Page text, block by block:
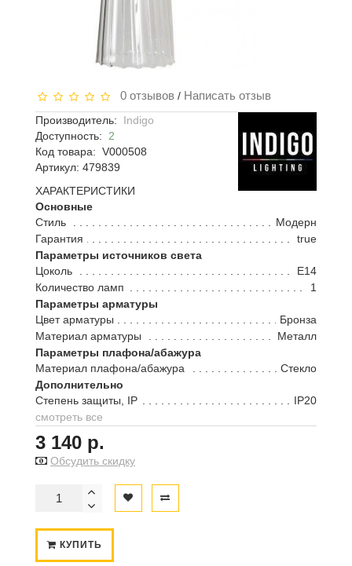
0 отзывов / Написать отзыв
Производитель:
Indigo
Доступность: 2
Код товара: V000508
Артикул: 479839
ХАРАКТЕРИСТИКИ
Основные
Стиль
Модерн
Гарантия
true
Параметры источников света
Цоколь
E14
Количество ламп
1
Параметры арматуры
Цвет арматуры
Бронза
Материал арматуры
Металл
Параметры плафона/абажура
Материал плафона/абажура
Стекло
Дополнительно
Степень защиты, IP
IP20
смотреть все
3 140 р.
Обсудить скидку
КУПИТЬ